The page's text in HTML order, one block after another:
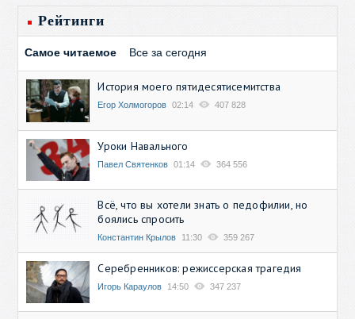
Рейтинги
Самое читаемое Все за сегодня
История моего пятидесятисемитства
Егор Холмогоров 02:14 407 828
Уроки Навального
Павел Святенков 01:14 364 556
Всё, что вы хотели знать о педофилии, но
боялись спросить
Константин Крылов 11:30 359 267
Серебренников: режиссерская трагедия
Игорь Караулов 14:50 347 237